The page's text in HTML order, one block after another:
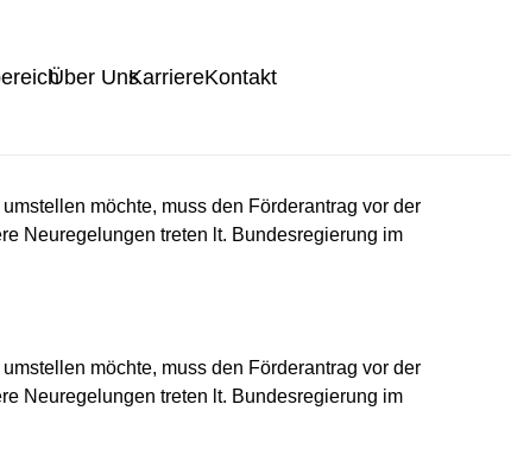
Über UnsKarriereKontakt
möchte, muss den Förderantrag vor der
Neuregelungen treten lt. Bundesregierung im
möchte, muss den Förderantrag vor der
Neuregelungen treten lt. Bundesregierung im